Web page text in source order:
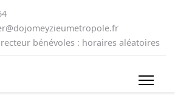
bénévoles : horaires aléatoires